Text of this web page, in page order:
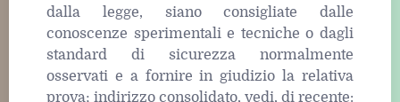
dalla legge, siano consigliate dalle
conoscenze sperimentali e tecniche o dagli
standard di sicurezza normalmente
osservati e a fornire in giudizio la relativa
prova; indirizzo consolidato, vedi, di recente: